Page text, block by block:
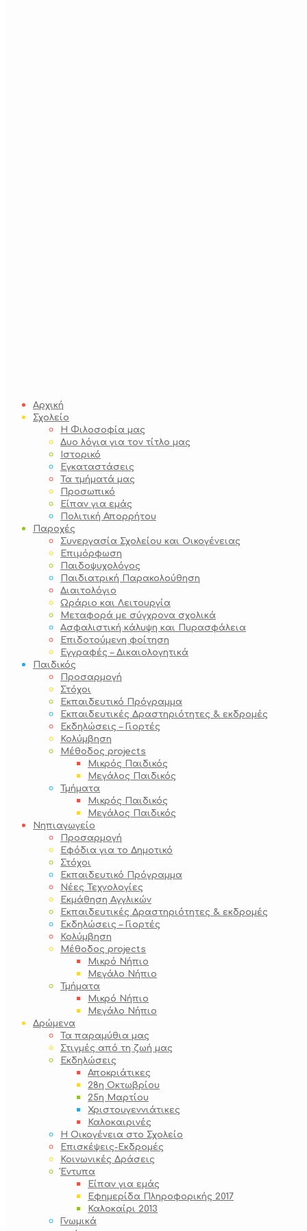
Αρχική
Σχολείο
Η Φιλοσοφία μας
Δυο λόγια για τον τίτλο μας
Ιστορικό
Εγκαταστάσεις
Τα τμήματά μας
Προσωπικό
Είπαν για εμάς
Πολιτική Απορρήτου
Παροχές
Συνεργασία Σχολείου και Οικογένειας
Επιμόρφωση
Παιδοψυχολόγος
Παιδιατρική Παρακολούθηση
Διαιτολόγιο
Ωράριο και Λειτουργία
Μεταφορά με σύγχρονα σχολικά
Ασφαλιστική κάλυψη και Πυρασφάλεια
Επιδοτούμενη φοίτηση
Εγγραφές – Δικαιολογητικά
Παιδικός
Προσαρμογή
Στόχοι
Εκπαιδευτικό Πρόγραμμα
Εκπαιδευτικές Δραστηριότητες & εκδρομές
Εκδηλώσεις – Γιορτές
Κολύμβηση
Μέθοδος projects
Μικρός Παιδικός
Μεγάλος Παιδικός
Τμήματα
Μικρός Παιδικός
Μεγάλος Παιδικός
Νηπιαγωγείο
Προσαρμογή
Εφόδια για το Δημοτικό
Στόχοι
Εκπαιδευτικό Πρόγραμμα
Νέες Τεχνολογίες
Εκμάθηση Αγγλικών
Εκπαιδευτικές Δραστηριότητες & εκδρομές
Εκδηλώσεις – Γιορτές
Κολύμβηση
Μέθοδος projects
Μικρό Νήπιο
Μεγάλο Νήπιο
Τμήματα
Μικρό Νήπιο
Μεγάλο Νήπιο
Δρώμενα
Τα παραμύθια μας
Στιγμές από τη ζωή μας
Εκδηλώσεις
Αποκριάτικες
28η Οκτωβρίου
25η Μαρτίου
Χριστουγεννιάτικες
Καλοκαιρινές
Η Οικογένεια στο Σχολείο
Επισκέψεις-Εκδρομές
Κοινωνικές Δράσεις
Έντυπα
Είπαν για εμάς
Εφημερίδα Πληροφορικής 2017
Καλοκαίρι 2013
Γνωμικά